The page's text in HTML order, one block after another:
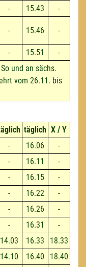
- 15.43
-
- 15.46 -
- 15.51
-
und an sächs.
vom 26.11. bis
täglich X / Y
- 16.06
-
- 16.11
-
- 16.15
-
- 16.22
-
- 16.26 -
- 16.31
-
14.03 16.33
18.33
14.10 16.40
18.40